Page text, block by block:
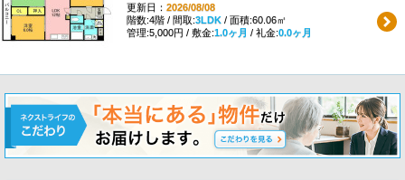
更新日： 2026/08/08
階数:4階 / 間取:3LDK/ 面積:60.06㎡
管理:5,000円 / 敷金:1.0ヶ月 / 礼金:0.0ヶ月